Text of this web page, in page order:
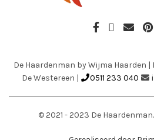
De Haardenman by Wijma Haarden |
De Westereen | 0511 233 040
© 2021 - 2023 De